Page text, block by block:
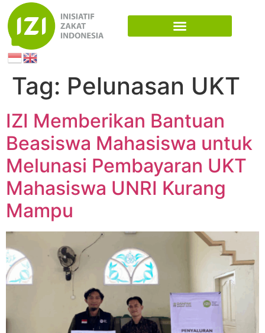
Tag: Pelunasan UKT
IZI Memberikan Bantuan
Beasiswa Mahasiswa untuk
Melunasi Pembayaran UKT
Mahasiswa UNRI Kurang
Mampu